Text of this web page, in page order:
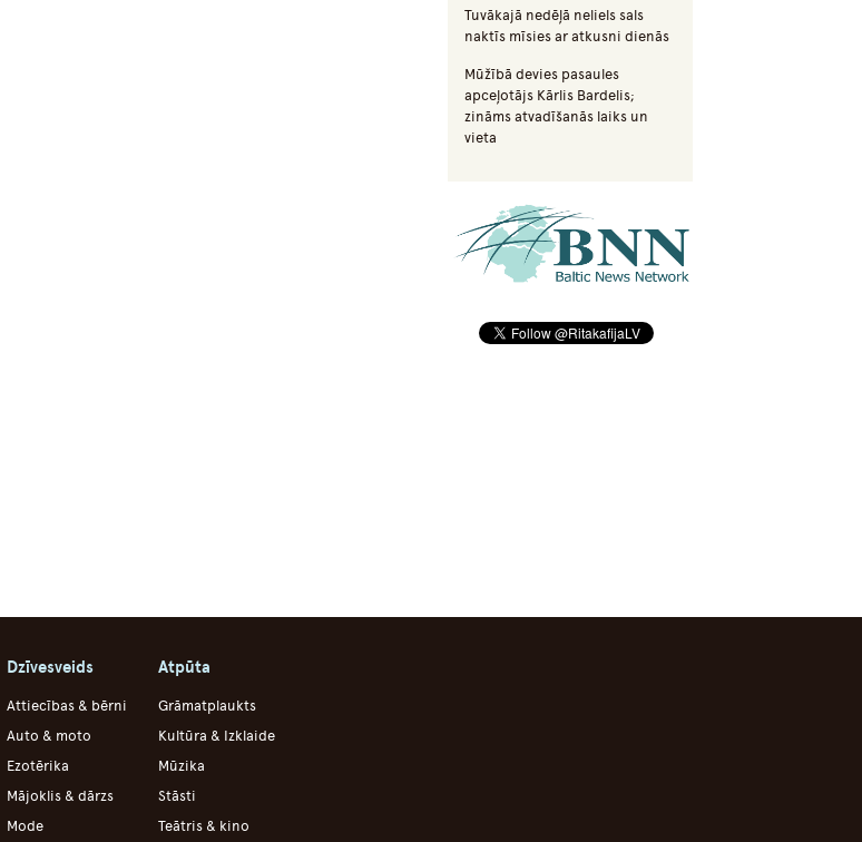
Tuvākajā nedēļā neliels sals
naktīs mīsies ar atkusni dienās
Mūžībā devies pasaules
apceļotājs Kārlis Bardelis;
zināms atvadīšanās laiks un
vieta
Dzīvesveids
Attiecības & bērni
Auto & moto
Ezotērika
Mājoklis & dārzs
Mode
Atpūta
Grāmatplaukts
Kultūra & Izklaide
Mūzika
Stāsti
Teātris & kino